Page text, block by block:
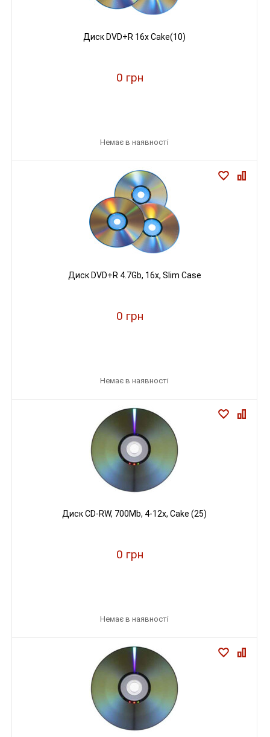
Диск DVD+R 16х Cake(10)
0 грн
Немає в наявності
Диск DVD+R 4.7Gb, 16х, Slim Case
0 грн
Немає в наявності
Диск CD-RW, 700Mb, 4-12х, Cake (25)
0 грн
Немає в наявності